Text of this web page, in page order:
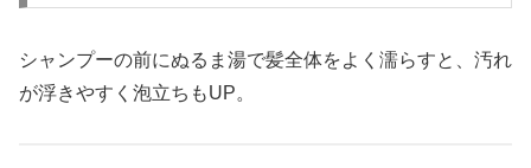
シャンプーの前にぬるま湯で髪全体をよく濡らすと、汚れ
が浮きやすく泡立ちもUP。